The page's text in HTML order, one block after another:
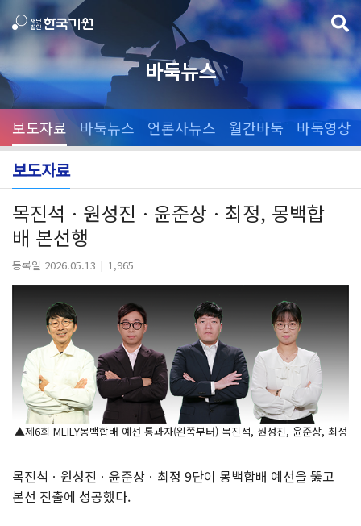
바둑뉴스
보도자료 바둑뉴스 언론사뉴스 월간바둑 바둑영상
보도자료
목진석ㆍ원성진ㆍ윤준상ㆍ최정, 몽백합
배 본선행
등록일 2026.05.13 1,965
▲제6회 MLILY몽백합배 예선 통과자(왼쪽부터) 목진석, 원성진, 윤준상, 최정
목진석ㆍ원성진ㆍ윤준상ㆍ최정 9단이 몽백합배 예선을 뚫고
본선 진출에 성공했다.